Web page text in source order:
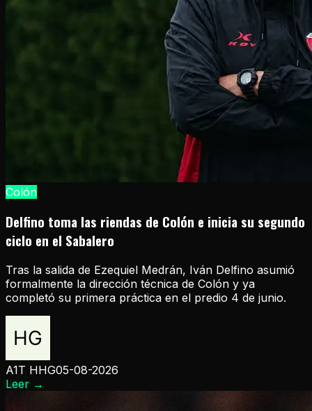
Colón
Delfino toma las riendas de Colón e inicia su segundo
ciclo en el Sabalero
Tras la salida de Ezequiel Medrán, Iván Delfino asumió
formalmente la dirección técnica de Colón y ya
completó su primera práctica en el predio 4 de junio.
A1T HHG05-08-2026
Leer →